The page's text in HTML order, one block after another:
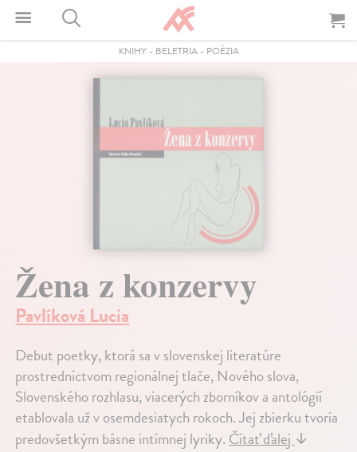
KNIHY- BELETRIA- POÉZIA
Žena z konzervy
Pavlíková Lucia
Debut poetky, ktorá sa v slovenskej literatúre
prostredníctvom regionálnej tlače, Nového slova,
Slovenského rozhlasu, viacerých zborníkov a antológií
etablovala už v osemdesiatych rokoch. Jej zbierku tvoria
predovšetkým básne intímnej lyriky.Čítať ďalej↓